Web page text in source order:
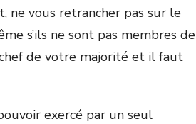
ne vous retrancher pas sur le
s’ils ne sont pas membres de
de votre majorité et il faut
exercé par un seul